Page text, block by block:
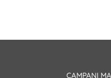
CAMPANI